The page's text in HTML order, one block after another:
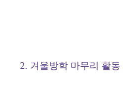
2. 겨울방학 마무리 활동